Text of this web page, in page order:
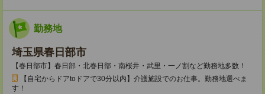
勤務地
埼玉県春日部市
【春日部市】春日部・北春日部・南桜井・武里・一ノ割など勤務地多数！
【自宅からドアtoドアで30分以内】介護施設でのお仕事。勤務地選べま
す！